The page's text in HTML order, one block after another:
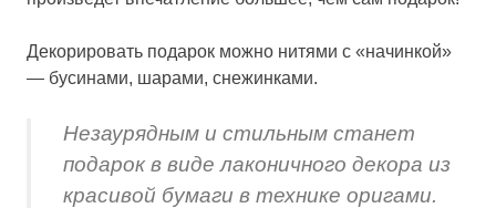
Декорировать подарок можно нитями с «начинкой»
— бусинами, шарами, снежинками.
Незаурядным и стильным станет
подарок в виде лаконичного декора из
красивой бумаги в технике оригами.